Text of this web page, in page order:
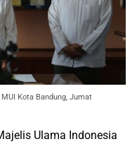
Kota Bandung, Jumat
Ulama Indonesia